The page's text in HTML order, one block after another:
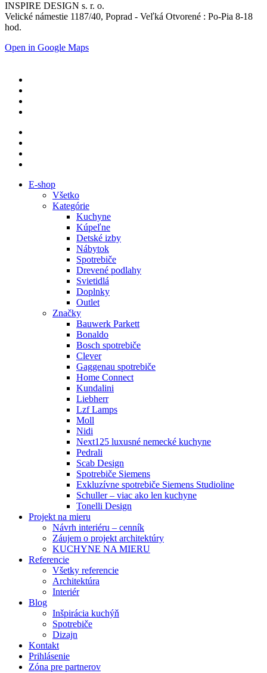
INSPIRE DESIGN s. r. o.
Velické námestie 1187/40, Poprad - Veľká Otvorené : Po-Pia 8-18
hod.
Open in Google Maps
E-shop
Všetko
Kategórie
Kuchyne
Kúpeľne
Detské izby
Nábytok
Spotrebiče
Drevené podlahy
Svietidlá
Doplnky
Outlet
Značky
Bauwerk Parkett
Bonaldo
Bosch spotrebiče
Clever
Gaggenau spotrebiče
Home Connect
Kundalini
Liebherr
Lzf Lamps
Moll
Nidi
Next125 luxusné nemecké kuchyne
Pedrali
Scab Design
Spotrebiče Siemens
Exkluzívne spotrebiče Siemens Studioline
Schuller – viac ako len kuchyne
Tonelli Design
Projekt na mieru
Návrh interiéru – cenník
Záujem o projekt architektúry
KUCHYNE NA MIERU
Referencie
Všetky referencie
Architektúra
Interiér
Blog
Inšpirácia kuchýň
Spotrebiče
Dizajn
Kontakt
Prihlásenie
Zóna pre partnerov